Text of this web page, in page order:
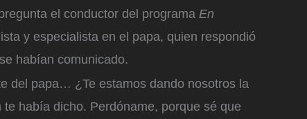
el conductor del programa En
y especialista en el papa, quien respondió
habían comunicado.
del papa… ¿Te estamos dando nosotros la
había dicho. Perdóname, porque sé que